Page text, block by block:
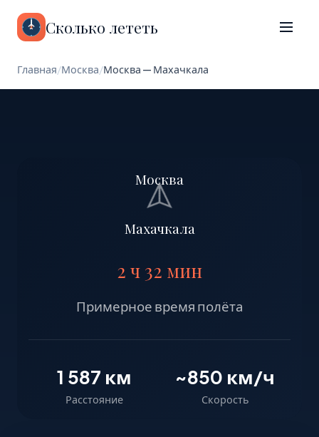
Сколько лететь
Главная/Москва/Москва — Махачкала
Москва
Махачкала
2 ч 32 мин
Примерное время полёта
1 587 км
Расстояние
~850 км/ч
Скорость